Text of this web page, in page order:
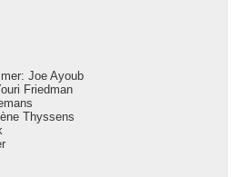
Joe Ayoub
Friedman
Thyssens